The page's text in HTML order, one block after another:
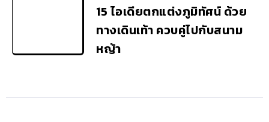
15 ไอเดียตกแต่งภูมิทัศน์ ด้วย
ทางเดินเท้า ควบคู่ไปกับสนาม
หญ้า